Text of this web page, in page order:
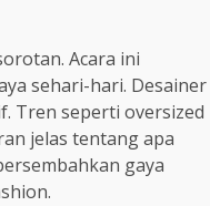
Acara ini
sehari-hari. Desainer
Tren seperti oversized
jelas tentang apa
gaya